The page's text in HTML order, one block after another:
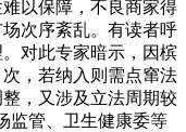
以保障，不良商家得
次序紊乱。有读者呼
对此专家暗示，因槟
，若纳入则需点窜法
，又涉及立法周期较
监管、卫生健康委等